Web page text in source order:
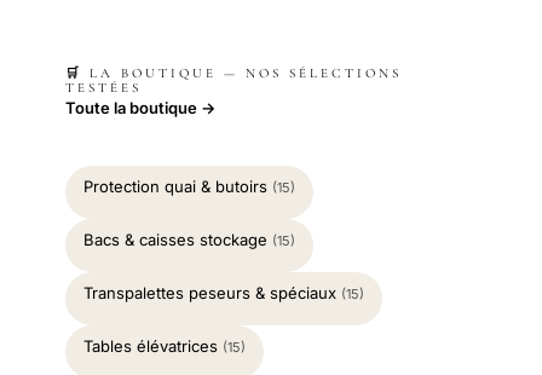
🛒 LA BOUTIQUE — NOS SÉLECTIONS
TESTÉES
Toute la boutique →
Protection quai & butoirs (15)
Bacs & caisses stockage (15)
Transpalettes peseurs & spéciaux (15)
Tables élévatrices (15)